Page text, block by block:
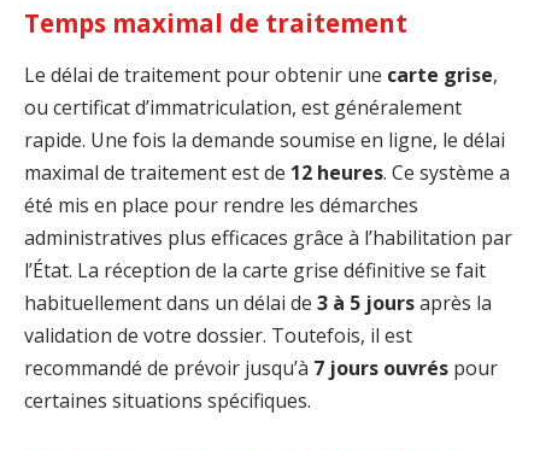
Temps maximal de traitement
Le délai de traitement pour obtenir une carte grise,
ou certificat d’immatriculation, est généralement
rapide. Une fois la demande soumise en ligne, le délai
maximal de traitement est de 12 heures. Ce système a
été mis en place pour rendre les démarches
administratives plus efficaces grâce à l’habilitation par
l’État. La réception de la carte grise définitive se fait
habituellement dans un délai de 3 à 5 joursaprès la
validation de votre dossier. Toutefois, il est
recommandé de prévoir jusqu’à 7 jours ouvrés pour
certaines situations spécifiques.